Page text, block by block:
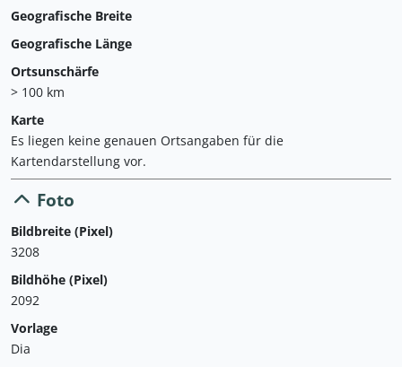
Geografische Breite
Geografische Länge
Ortsunschärfe
> 100 km
Karte
Es liegen keine genauen Ortsangaben für die
Kartendarstellung vor.
Foto
Bildbreite (Pixel)
3208
Bildhöhe (Pixel)
2092
Vorlage
Dia